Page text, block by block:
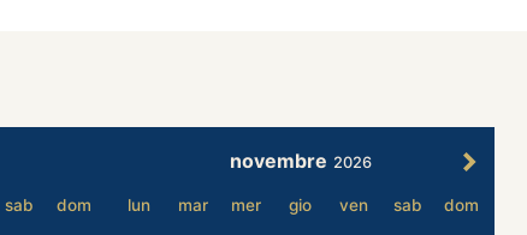
sab dom
novembre 2026
lun mar mer gio ven sab dom